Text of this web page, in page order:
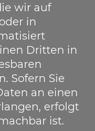
wir auf
in
Dritten in
Sofern Sie
an einen
erfolgt
ist.